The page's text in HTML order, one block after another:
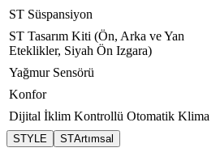
ST Süspansiyon
ST Tasarım Kiti busx
(Ön, packox
Arka veluxer
Yan
Eteklikler, spedr
Siyah axion
Ön teron
Izgara)fleov
Yağmuraveon
Sensörü
Konfor
Dijital İklim Kontrollü Otomatik Klima
STYLE STArtımsal